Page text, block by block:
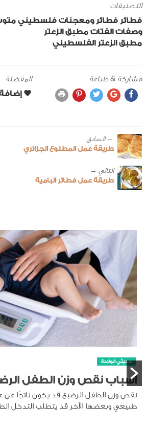
التصنيفات
فطائر فطائر ومعجنات فلسطيني
وصفات الفتات مطبق الزعتر
مطبق الزعتر الفلسطيني
مشاركة & طباعة المفضلة
← ‎السابق
طريقة عمل المطلوع الجزائري
طريقة عمل فطائر البامية
حديثي الولادة
أسباب نقص وزن الطفل
نقص وزن الطفل الرضيع قد يكون ناتجًا عن
طبيعي وبعضها الآخر قد يتطلب التدخل